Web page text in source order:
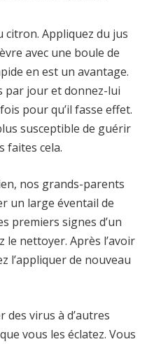
citron. Appliquez du jus
avec une boule de
en est un avantage.
par jour et donnez-lui
pour qu’il fasse effet.
susceptible de guérir
faites cela.
nos grands-parents
un large éventail de
premiers signes d’un
le nettoyer. Après l’avoir
l’appliquer de nouveau
virus à d’autres
vous les éclatez. Vous